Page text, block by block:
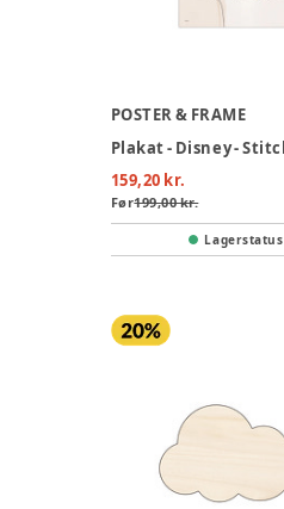
POSTER & FRAME
159,20 kr.
Før199,00 kr.
Lagerstatus